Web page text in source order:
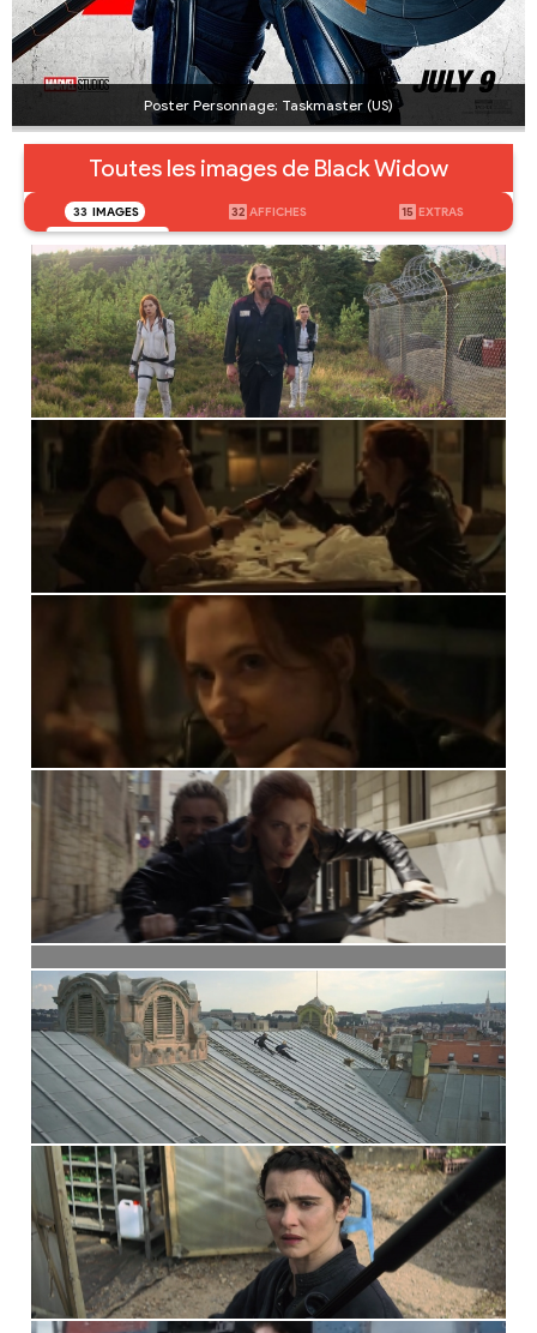
Poster Personnage: Taskmaster (US)
Toutes les images de Black Widow
33 IMAGES 32 AFFICHES 15 EXTRAS